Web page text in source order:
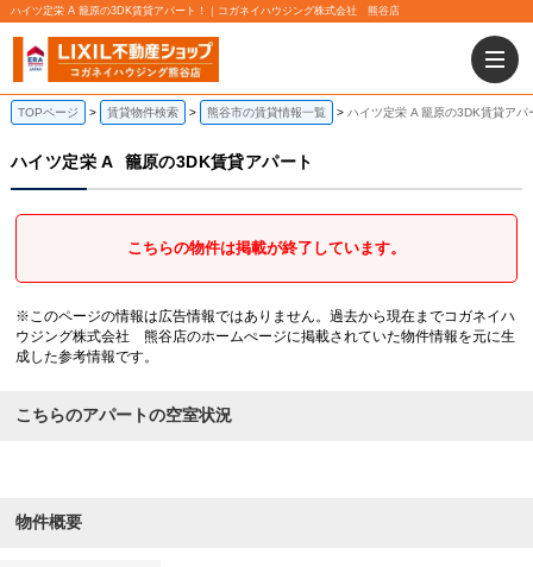
ハイツ定栄 A 籠原の3DK賃貸アパート！｜コガネイハウジング株式会社 熊谷店
TOPページ 賃貸物件検索 熊谷市の賃貸情報一覧 ハイツ定栄 A 籠原の3DK賃貸アパ
ハイツ定栄 A 籠原の3DK賃貸アパート
こちらの物件は掲載が終了しています。
※このページの情報は広告情報ではありません。過去から現在までコガネイハ
ウジング株式会社 熊谷店のホームぺージに掲載されていた物件情報を元に生
成した参考情報です。
こちらのアパートの空室状況
物件概要